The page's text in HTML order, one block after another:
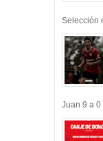
Selección
Juan 9 a